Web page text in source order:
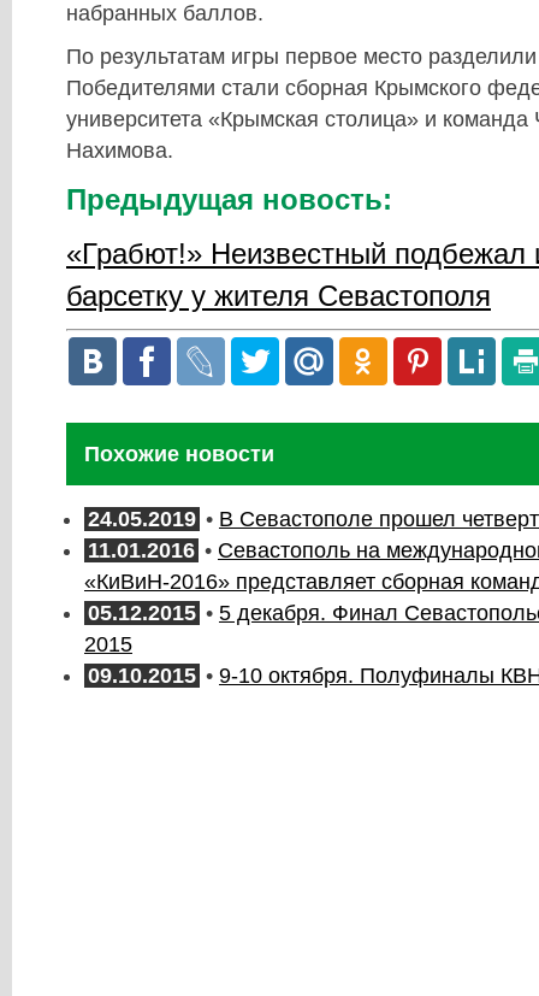
набранных баллов.
По результатам игры первое место
Победителями стали сборная Крымского
университета «Крымская столица» и
Нахимова.
Предыдущая новость:
«Грабют!» Неизвестный подбежал
барсетку у жителя Севастополя
Похожие новости
24.05.2019 • В Севастополе прошел
11.01.2016 • Севастополь на
«КиВиН-2016» представляет сборная
05.12.2015 • 5 декабря. Финал
2015
09.10.2015 • 9-10 октября. Полуфиналы